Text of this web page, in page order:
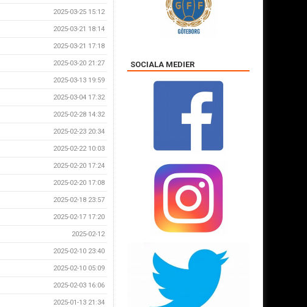
2025-03-25 15:12
2025-03-21 18:14
2025-03-21 17:18
2025-03-20 21:27
2025-03-13 19:59
2025-03-04 17:32
2025-02-28 14:32
2025-02-23 20:34
2025-02-22 10:03
2025-02-20 17:24
2025-02-20 17:08
2025-02-18 23:57
2025-02-17 17:20
2025-02-12
2025-02-10 23:40
2025-02-10 05:09
2025-02-03 16:06
2025-01-13 21:34
SOCIALA MEDIER